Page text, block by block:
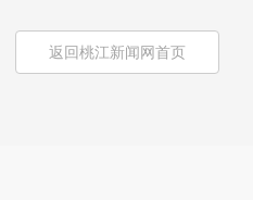
返回桃江新闻网首页